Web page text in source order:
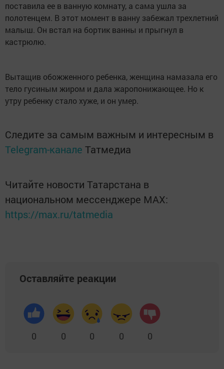
поставила ее в ванную комнату, а сама ушла за
полотенцем. В этот момент в ванну забежал трехлетний
малыш. Он встал на бортик ванны и прыгнул в
кастрюлю.
Вытащив обожженного ребенка, женщина намазала его
тело гусиным жиром и дала жаропонижающее. Но к
утру ребенку стало хуже, и он умер.
Следите за самым важным и интересным в
Telegram-канале Татмедиа
Читайте новости Татарстана в
национальном мессенджере MАХ:
https://max.ru/tatmedia
Оставляйте реакции
0 0 0 0 0